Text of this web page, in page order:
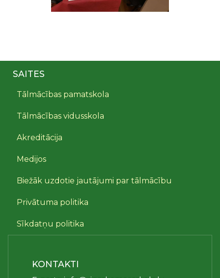
SAITES
Tālmācības pamatskola
Tālmācības vidusskola
Akreditācija
Medijos
Biežāk uzdotie jautājumi par tālmācību
Privātuma politika
Sīkdatņu politika
KONTAKTI